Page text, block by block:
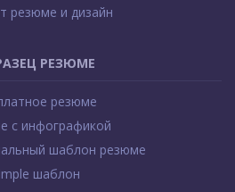
резюме и дизайн
РЕЗЮМЕ
резюме
с инфографикой
шаблон резюме
шаблон